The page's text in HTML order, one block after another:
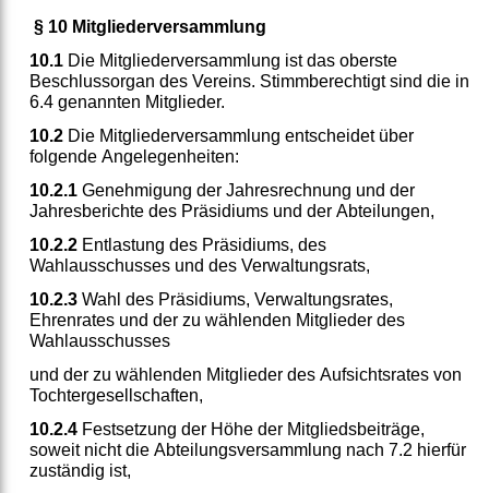
§ 10 Mitgliederversammlung
10.1Die Mitgliederversammlung ist das oberste
Beschlussorgan des Vereins. Stimmberechtigt sind die in
6.4 genannten Mitglieder.
10.2Die Mitgliederversammlung entscheidet über
folgende Angelegenheiten:
10.2.1Genehmigung der Jahresrechnung und der
Jahresberichte des Präsidiums und der Abteilungen,
10.2.2Entlastung des Präsidiums, des
Wahlausschusses und des Verwaltungsrats,
10.2.3Wahl des Präsidiums, Verwaltungsrates,
Ehrenrates und der zu wählenden Mitglieder des
Wahlausschusses
und der zu wählenden Mitglieder des Aufsichtsrates von
Tochtergesellschaften,
10.2.4Festsetzung der Höhe der Mitgliedsbeiträge,
soweit nicht die Abteilungsversammlung nach 7.2 hierfür
zuständig ist,